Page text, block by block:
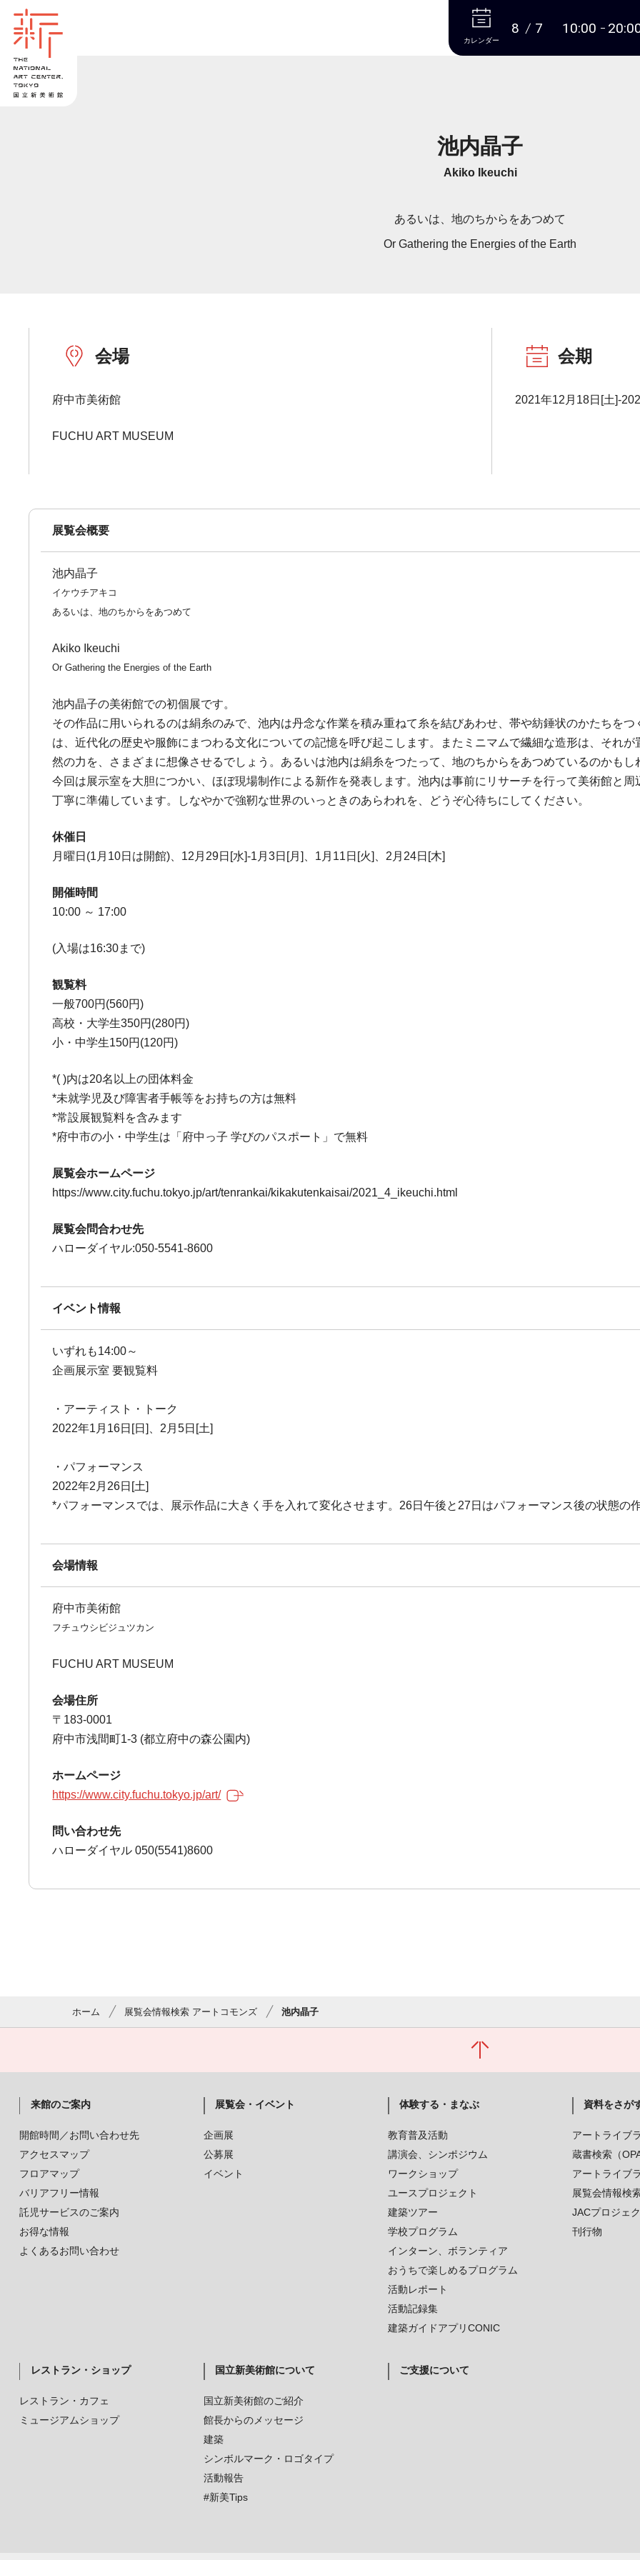
本文へ
カレンダー
8 7 10:00
池内晶子
Akiko Ikeuchi
あるいは、地のちからをあつめて
Or Gathering the Energies of the Earth
会場
府中市美術館
FUCHU ART MUSEUM
会期
2021年12月18日[土]-
展覧会概要
池内晶子
イケウチアキコ
あるいは、地のちからをあつめて
Akiko Ikeuchi
Or Gathering the Energies of the Earth
池内晶子の美術館での初個展です。
その作品に用いられるのは絹糸のみで、池内は丹念な作業を積み重ねて糸を結びあわせ、帯や紡錘状のかたちを
は、近代化の歴史や服飾にまつわる文化についての記憶を呼び起こします。またミニマムで繊細な造形は、それ
然の力を、さまざまに想像させるでしょう。あるいは池内は絹糸をつたって、地のちからをあつめているのかもし
今回は展示室を大胆につかい、ほぼ現場制作による新作を発表します。池内は事前にリサーチを行って美術館と
丁寧に準備しています。しなやかで強靭な世界のいっときのあらわれを、どうぞ心待ちにしてください。
休催日
月曜日(1月10日は開館)、12月29日[水]-1月3日[月]、1月11日[火]、2月24日[木]
開催時間
10:00 ～ 17:00
(入場は16:30まで)
観覧料
一般700円(560円)
高校・大学生350円(280円)
小・中学生150円(120円)
*( )内は20名以上の団体料金
*未就学児及び障害者手帳等をお持ちの方は無料
*常設展観覧料を含みます
*府中市の小・中学生は「府中っ子 学びのパスポート」で無料
展覧会ホームページ
https://www.city.fuchu.tokyo.jp/art/tenrankai/kikakutenkaisai/2021_4_ikeuchi.html
展覧会問合わせ先
ハローダイヤル:050-5541-8600
イベント情報
いずれも14:00～
企画展示室 要観覧料
・アーティスト・トーク
2022年1月16日[日]、2月5日[土]
・パフォーマンス
2022年2月26日[土]
*パフォーマンスでは、展示作品に大きく手を入れて変化させます。26日午後と27日はパフォーマンス後の状態の
会場情報
府中市美術館
フチュウシビジュツカン
FUCHU ART MUSEUM
会場住所
〒183-0001
府中市浅間町1-3 (都立府中の森公園内)
ホームページ
https://www.city.fuchu.tokyo.jp/art/
問い合わせ先
ハローダイヤル 050(5541)8600
ホーム 展覧会情報検索 アートコモンズ 池内晶子
来館のご案内
開館時間／お問い合わせ先
アクセスマップ
フロアマップ
バリアフリー情報
託児サービスのご案内
お得な情報
よくあるお問い合わせ
展覧会・イベント
企画展
公募展
イベント
体験する・まなぶ
教育普及活動
講演会、シンポジウム
ワークショップ
ユースプロジェクト
建築ツアー
学校プログラム
インターン、ボランティア
おうちで楽しめるプログラム
活動レポート
活動記録集
建築ガイドアプリCONIC
資料をさが
アートライブ
蔵書検索（
アートライブ
展覧会情報検
JACプロジェ
刊行物
レストラン・ショップ
レストラン・カフェ
ミュージアムショップ
国立新美術館について
国立新美術館のご紹介
館長からのメッセージ
建築
シンボルマーク・ロゴタイプ
活動報告
#新美Tips
ご支援について